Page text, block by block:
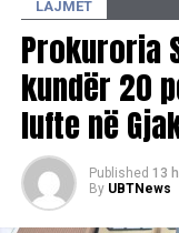
LAJMET
Prokuroria
kundër 20
lufte në
Published 13
By UBTNews